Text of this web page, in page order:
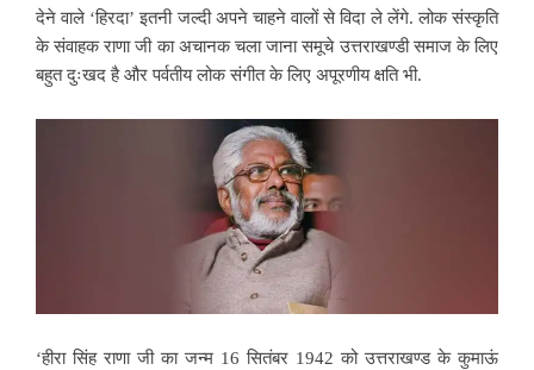
देने वाले ‘हिरदा’ इतनी जल्दी अपने चाहने वालों से विदा ले लेंगे. लोक संस्कृति
के संवाहक राणा जी का अचानक चला जाना समूचे उत्तराखण्डी समाज के लिए
बहुत दुःखद है और पर्वतीय लोक संगीत के लिए अपूरणीय क्षति भी.
‘हीरा सिंह राणा जी काजन्म 16 सितंबर 1942 को उत्तराखण्ड के कुमाऊं